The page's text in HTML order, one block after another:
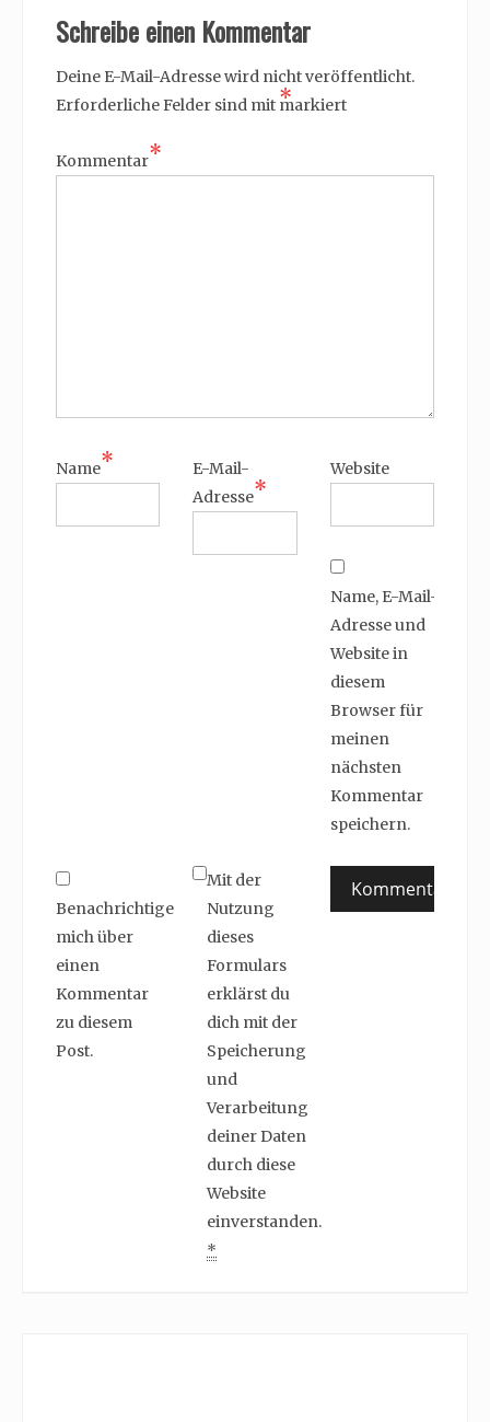
Schreibe einen Kommentar
Deine E-Mail-Adresse wird nicht veröffentlicht.
Erforderliche Felder sind mit *
markiert
Kommentar*
Name*
E-Mail-
Adresse*
Website
Name, E-Mail-
Adresse und
Website in
diesem
Browser für
meinen
nächsten
Kommentar
speichern.
Benachrichtige
mich über
einen
Kommentar
zu diesem
Post.
Mit der
Nutzung
dieses
Formulars
erklärst du
dich mit der
Speicherung
und
Verarbeitung
deiner Daten
durch diese
Website
einverstanden.
*